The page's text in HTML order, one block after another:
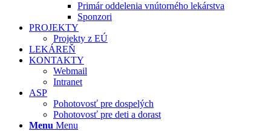
Primár oddelenia vnútorného lekárstva
Sponzori
PROJEKTY
Projekty z EÚ
LEKÁREŇ
KONTAKTY
Webmail
Intranet
ASP
Pohotovosť pre dospelých
Pohotovosť pre deti a dorast
Menu Menu